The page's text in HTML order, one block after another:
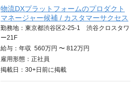
物流DXプラットフォームのプロダクト
マネージャー候補 / カスタマーサクセス
勤務地：東京都渋谷区2-25-1 渋谷クロスタワ
ー21F
給与： 年収 560万円 〜 812万円
雇用形態：正社員
掲載日： 30+日 前に掲載